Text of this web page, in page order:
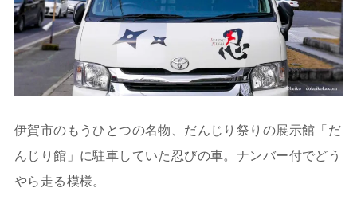
伊賀市のもうひとつの名物、だんじり祭りの展示館「だ
んじり館」に駐車していた忍びの車。ナンバー付でどう
やら走る模様。